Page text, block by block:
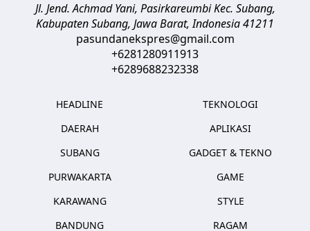
Jl. Jend. Achmad Yani, Pasirkareumbi Kec. Subang,
Kabupaten Subang, Jawa Barat,Indonesia41211
pasundanekspres@gmail.com
+6281280911913
+6289688232338
HEADLINE
DAERAH
SUBANG
PURWAKARTA
KARAWANG
BANDUNG
TEKNOLOGI
APLIKASI
GADGET & TEKNO
GAME
STYLE
RAGAM